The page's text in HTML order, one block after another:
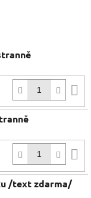
/text zdarma/